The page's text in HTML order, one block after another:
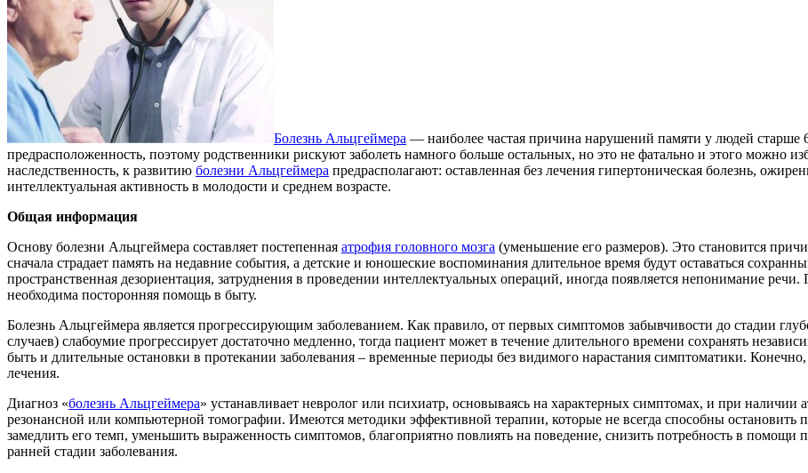
Болезнь Альцгеймера — наиболее частая причина нарушений памяти у людей старше
предрасположенность, поэтому родственники рискуют заболеть намного больше остальных, но это не фатально и этого можно
наследственность, к развитию болезни Альцгеймера предрасполагают: оставленная без лечения гипертоническая болезнь,
интеллектуальная активность в молодости и среднем возрасте.
Общая информация
Основу болезни Альцгеймера составляет постепенная атрофия головного мозга (уменьшение его размеров). Это становится
сначала страдает память на недавние события, а детские и юношеские воспоминания длительное время будут оставаться
пространственная дезориентация, затруднения в проведении интеллектуальных операций, иногда появляется непонимание
необходима посторонняя помощь в быту.
Болезнь Альцгеймера является прогрессирующим заболеванием. Как правило, от первых симптомов забывчивости до стадии
случаев) слабоумие прогрессирует достаточно медленно, тогда пациент может в течение длительного времени сохранять
быть и длительные остановки в протекании заболевания – временные периоды без видимого нарастания симптоматики. Конечно,
лечения.
Диагноз «болезнь Альцгеймера» устанавливает невролог или психиатр, основываясь на характерных симптомах, и при
резонансной или компьютерной томографии. Имеются методики эффективной терапии, которые не всегда способны
замедлить его темп, уменьшить выраженность симптомов, благоприятно повлиять на поведение, снизить потребность в помощи
ранней стадии заболевания.